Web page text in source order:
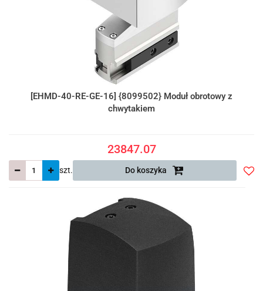
[EHMD-40-RE-GE-16] {8099502} Moduł obrotowy z
chwytakiem
23847.07
szt. Do koszyka